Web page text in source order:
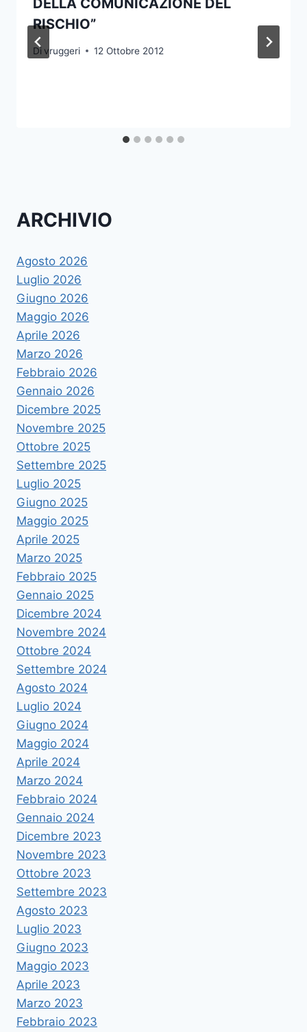
DELLA COMUNICAZIONE DEL
RISCHIO”
Di vruggeri 12 Ottobre 2012
ARCHIVIO
Agosto 2026
Luglio 2026
Giugno 2026
Maggio 2026
Aprile 2026
Marzo 2026
Febbraio 2026
Gennaio 2026
Dicembre 2025
Novembre 2025
Ottobre 2025
Settembre 2025
Luglio 2025
Giugno 2025
Maggio 2025
Aprile 2025
Marzo 2025
Febbraio 2025
Gennaio 2025
Dicembre 2024
Novembre 2024
Ottobre 2024
Settembre 2024
Agosto 2024
Luglio 2024
Giugno 2024
Maggio 2024
Aprile 2024
Marzo 2024
Febbraio 2024
Gennaio 2024
Dicembre 2023
Novembre 2023
Ottobre 2023
Settembre 2023
Agosto 2023
Luglio 2023
Giugno 2023
Maggio 2023
Aprile 2023
Marzo 2023
Febbraio 2023